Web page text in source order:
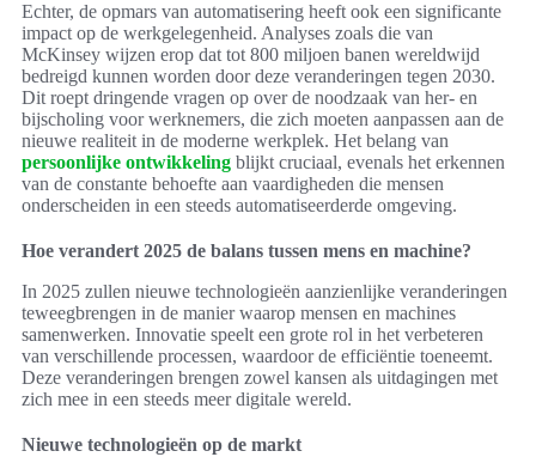
Echter, de opmars van automatisering heeft ook een significante
impact op de werkgelegenheid. Analyses zoals die van
McKinsey wijzen erop dat tot 800 miljoen banen wereldwijd
bedreigd kunnen worden door deze veranderingen tegen 2030.
Dit roept dringende vragen op over de noodzaak van her- en
bijscholing voor werknemers, die zich moeten aanpassen aan de
nieuwe realiteit in de moderne werkplek. Het belang van
persoonlijke ontwikkeling blijkt cruciaal, evenals het erkennen
van de constante behoefte aan vaardigheden die mensen
onderscheiden in een steeds automatiseerderde omgeving.
Hoe verandert 2025 de balans tussen mens en machine?
In 2025 zullen nieuwe technologieën aanzienlijke veranderingen
teweegbrengen in de manier waarop mensen en machines
samenwerken. Innovatie speelt een grote rol in het verbeteren
van verschillende processen, waardoor de efficiëntie toeneemt.
Deze veranderingen brengen zowel kansen als uitdagingen met
zich mee in een steeds meer digitale wereld.
Nieuwe technologieën op de markt